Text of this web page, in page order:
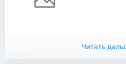
Читать